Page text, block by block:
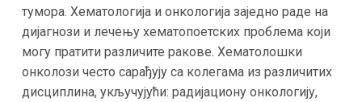
тумора. Хематологија и онкологија заједно раде на
дијагнози и лечењу хематопоетских проблема који
могу пратити различите ракове. Хематолошки
онколози често сарађују са колегама из различитих
дисциплина, укључујући: радијациону онкологију,